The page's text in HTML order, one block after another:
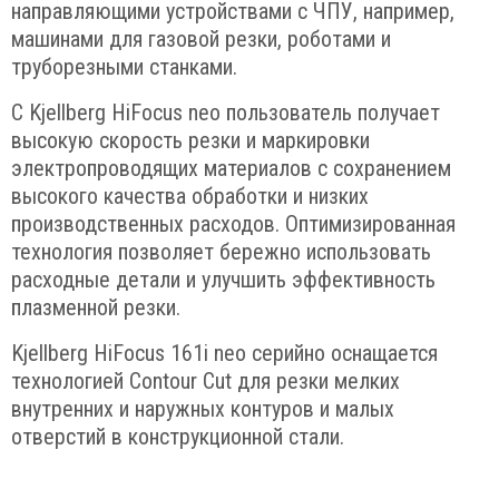
направляющими устройствами с ЧПУ, например,
машинами для газовой резки, роботами и
труборезными станками.
С Kjellberg HiFocus neo пользователь получает
высокую скорость резки и маркировки
электропроводящих материалов с сохранением
высокого качества обработки и низких
производственных расходов. Оптимизированная
технология позволяет бережно использовать
расходные детали и улучшить эффективность
плазменной резки.
Kjellberg HiFocus 161i neo серийно оснащается
технологией Contour Cut для резки мелких
внутренних и наружных контуров и малых
отверстий в конструкционной стали.